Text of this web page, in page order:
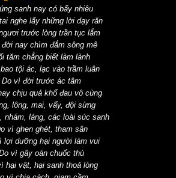
sanh nay có bấy nhiêu
nghe lấy những lời dạy răn
trước lòng trần tục lắm
đời nay chìm đắm sông mê
tăm chẳng biết làm lành
tội ác, lạc vào trầm luân
Do vì đời trước ác tâm
chịu quả khổ đau vô cùng
lông, mai, vẩy, đội sừng
nhám, láng, các loài súc sanh
vì ghen ghét, tham sân
lợi dưỡng hại người làm vui
vì gây oán chuốc thù
hại vật, hại sanh thoả lòng